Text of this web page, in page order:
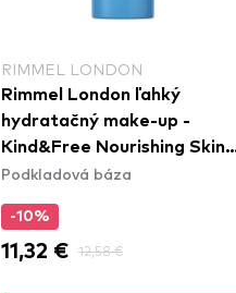
RIMMEL LONDON
Rimmel London ľahký
hydratačný make-up -
Kind&Free Nourishing Skin
Tint - 400 Natural Beige
Podkladová báza
-10%
11,32 € 12,58 €